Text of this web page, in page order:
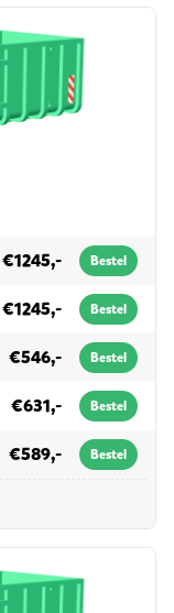
€1245,- Bestel
€1245,- Bestel
€546,- Bestel
€631,- Bestel
€589,- Bestel